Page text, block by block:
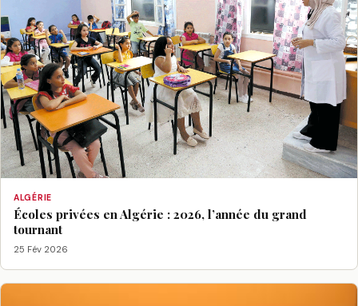
ALGÉRIE
Écoles privées en Algérie : 2026, l’année du grand
tournant
25 Fév 2026